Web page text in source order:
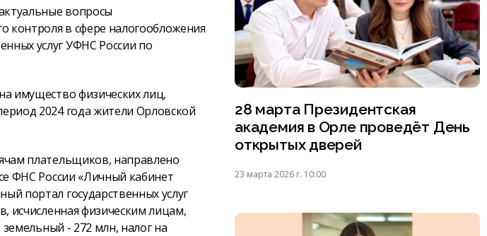
вопросы
контроля в сфере налогообложения
услуг УФНС России по
имущество физических лиц,
2024 года жители Орловской
плательщиков, направлено
ФНС России «Личный кабинет
портал государственных услуг
исчисленная физическим лицам,
- 272 млн, налог на
28 марта Президентская
академия в Орле проведёт День
открытых дверей
23 марта 2026 г. 10:00